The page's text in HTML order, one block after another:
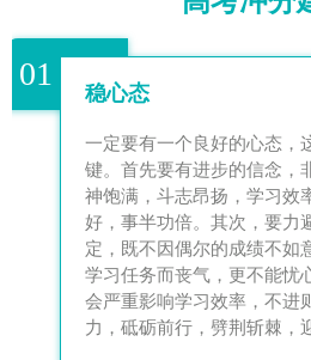
01
稳心态
一定要有一个良好的心态，
键。首先要有进步的信念，
神饱满，斗志昂扬，学习效
好，事半功倍。其次，要力
定，既不因偶尔的成绩不如
学习任务而丧气，更不能忧
会严重影响学习效率，不进
力，砥砺前行，劈荆斩棘，